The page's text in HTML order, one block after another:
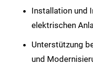
Installation und
elektrischen
Unterstützung
und